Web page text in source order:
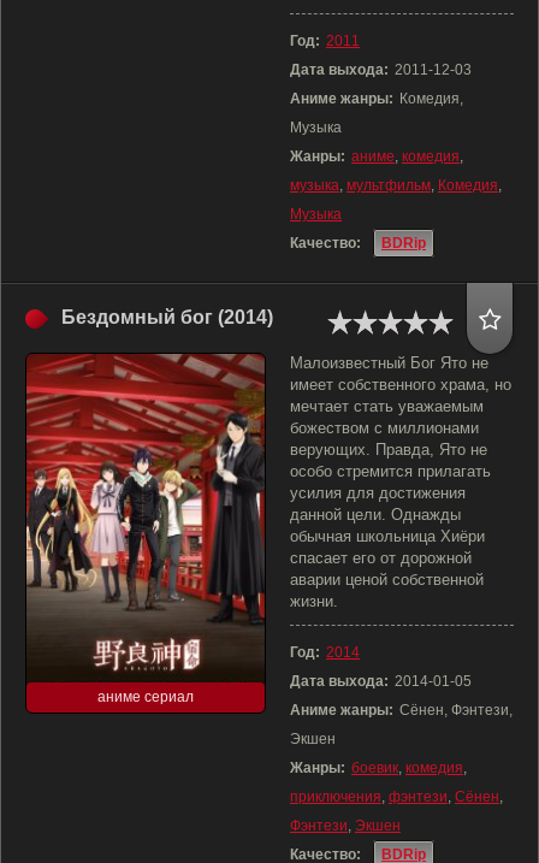
Год: 2011
Дата выхода: 2011-12-03
Аниме жанры: Комедия,
Музыка
Жанры: аниме, комедия,
музыка, мультфильм, Комедия,
Музыка
Качество:
BDRip
Бездомный бог (2014)
аниме сериал
Малоизвестный Бог Ято не
имеет собственного храма, но
мечтает стать уважаемым
божеством с миллионами
верующих. Правда, Ято не
особо стремится прилагать
усилия для достижения
данной цели. Однажды
обычная школьница Хиёри
спасает его от дорожной
аварии ценой собственной
жизни.
Год: 2014
Дата выхода: 2014-01-05
Аниме жанры: Сёнен, Фэнтези,
Экшен
Жанры: боевик, комедия,
приключения, фэнтези, Сёнен,
Фэнтези, Экшен
Качество:
BDRip